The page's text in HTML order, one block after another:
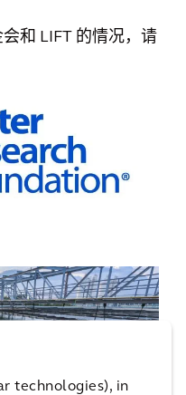
technologies), in
和 LIFT 的情况，请